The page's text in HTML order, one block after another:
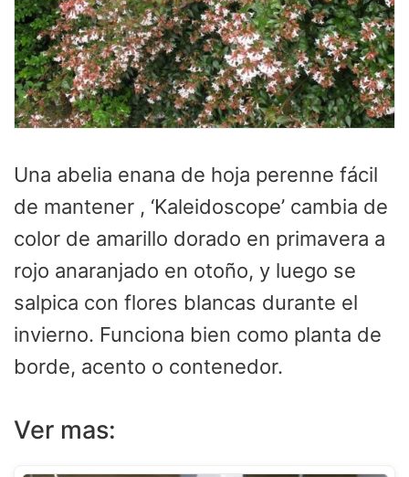
Una abelia enana de hoja perenne fácil
de mantener , ‘Kaleidoscope’ cambia de
color de amarillo dorado en primavera a
rojo anaranjado en otoño, y luego se
salpica con flores blancas durante el
invierno. Funciona bien como planta de
borde, acento o contenedor.
Ver mas: